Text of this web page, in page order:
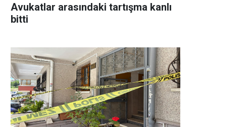
Avukatlar arasındaki tartışma kanlı
bitti